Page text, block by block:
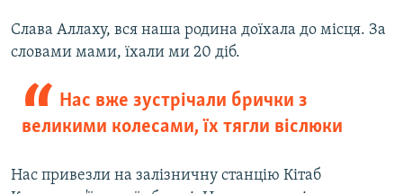
Слава Аллаху, вся наша родина доїхала до місця. За
словами мами, їхали ми 20 діб.
Нас вже зустрічали брички з
великими колесами, їх тягли віслюки
Нас привезли на залізничну станцію Кітаб